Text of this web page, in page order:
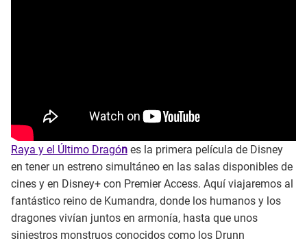
Raya y el Último Dragón es la primera película de Disney
en tener un estreno simultáneo en las salas disponibles de
cines y en Disney+ con Premier Access. Aquí viajaremos al
fantástico reino de Kumandra, donde los humanos y los
dragones vivían juntos en armonía, hasta que unos
siniestros monstruos conocidos como los Drunn